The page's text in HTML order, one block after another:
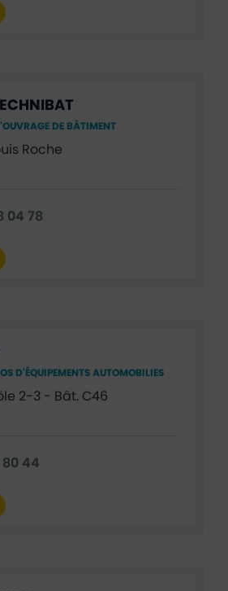
DE BÂTIMENT
Roche
04 78
D'ÉQUIPEMENTS AUTOMOBILIES
2-3 - Bât. C46
80 44